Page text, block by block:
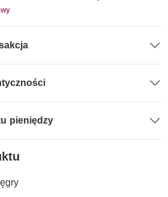
pieniędzy